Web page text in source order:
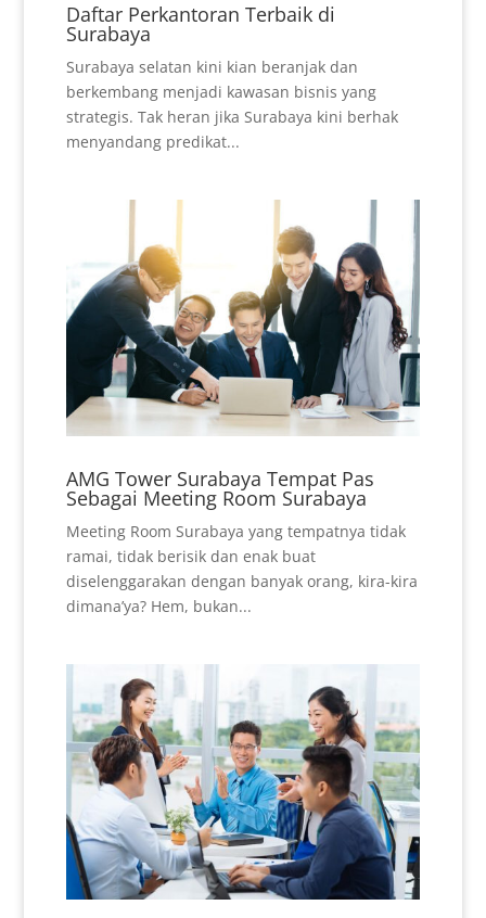
Daftar Perkantoran Terbaik di
Surabaya
Surabaya selatan kini kian beranjak dan
berkembang menjadi kawasan bisnis yang
strategis. Tak heran jika Surabaya kini berhak
menyandang predikat...
AMG Tower Surabaya Tempat Pas
Sebagai Meeting Room Surabaya
Meeting Room Surabaya yang tempatnya tidak
ramai, tidak berisik dan enak buat
diselenggarakan dengan banyak orang, kira-kira
dimana’ya? Hem, bukan...